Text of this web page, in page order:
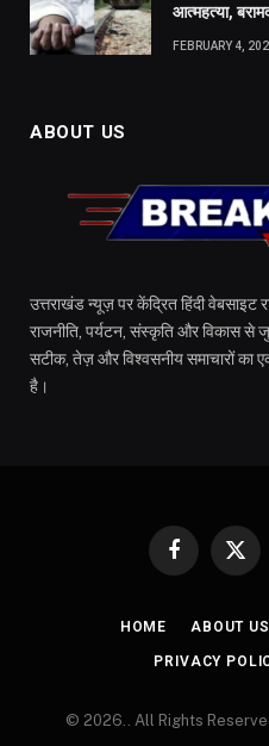
आत्महत्या,
FEBRUARY 4,
ABOUT US
उत्तराखंड न्यूज़ पर केंद्रित हिंदी वेबसाइट
राजनीति, पर्यटन, संस्कृति और विकास से
सटीक, तेज़ और विश्वसनीय समाचारों का
है।
Facebook
X
HOME ABOUT US
PRIVACY
© 2026.. All Rights